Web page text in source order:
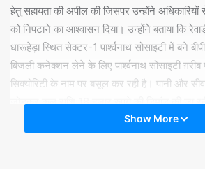
हेतु सहायता की अपील की जिसपर उन्होंने
को निपटाने का आश्वासन दिया। उन्होंने बताया कि
धारूहेड़ा स्थित सेक्टर-1 पार्श्वनाथ सोसाइटी में बने
बिजली कनेक्शन लेने के लिए पार्श्वनाथ सोसाइटी ग़रीब
सिक्योरिटी के नाम पर बसूल कर रही है। पानी और
जोड़कर कुल राशि 18 हज़ार रुपये की डिमांड की जा रही
के नाम पर यहां कुछ भी नही है। शरारती तत्व यहां
Show More